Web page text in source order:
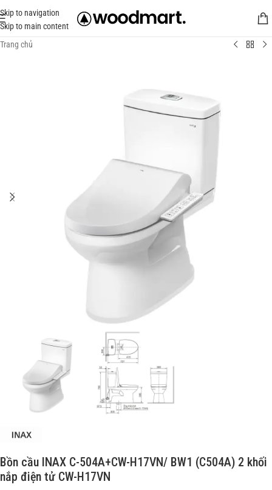
Skip to navigation
Skip to main content
Trang chủ
Bồn cầu INAX C-504A+CW-H17VN/ BW1 (C504A) 2 khối
nắp điện tử CW-H17VN